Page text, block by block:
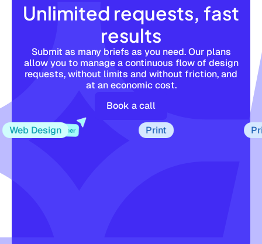
Unlimited requests, fast
results
Submit as many briefs as you need. Our plans
allow you to manage a continuous flow of design
requests, without limits and without friction, and
at an economic cost.
Book a call
Design
Print Print